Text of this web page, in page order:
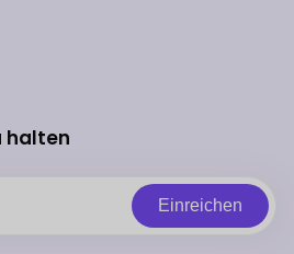
halten
Einreichen